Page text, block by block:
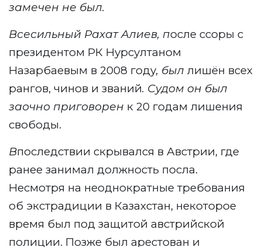
замечен не был.
Всесильный Рахат Алиев, после ссоры с
президентом РК Нурсултаном
Назарбаевым в 2008 году, был лишён всех
рангов, чинов и званий. Судом он был
заочно приговорен к 20 годам лишения
свободы.
Впоследствии скрывался в Австрии, где
ранее занимал должность посла.
Несмотря на неоднократные требования
об экстрадиции в Казахстан, некоторое
время был под защитой австрийской
полиции. Позже был арестован и